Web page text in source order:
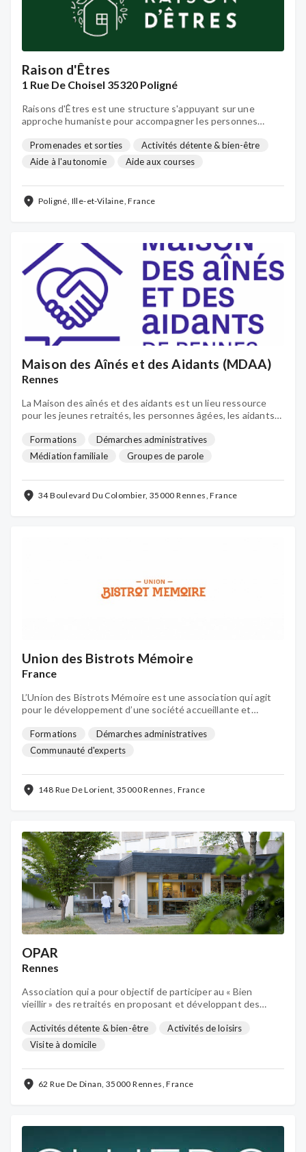
Raison d'Êtres
1 Rue De Choisel 35320 Poligné
Raisons d'Êtres est une structure s'appuyant sur une
approche humaniste pour accompagner les personnes
apparentée. Nous soutenons aussi les aidants ainsi les
personnes isolées.
Promenades et sorties
Activités détente & bien-être
Aide à l'autonomie
Aide aux courses
Activités de loisirs
Poligné, Ille-et-Vilaine, France
Maison des Aînés et des Aidants (MDAA)
Rennes
La Maison des aînés et des aidants est un lieu ressource
pour les jeunes retraités, les personnes âgées, les aidants
rennais qui s'intéressent aux questions liées à l'âge
Formations
Démarches administratives
Médiation familiale
Groupes de parole
Activités de loisirs
34 Boulevard Du Colombier, 35000 Rennes, France
Union des Bistrots Mémoire
France
L’Union des Bistrots Mémoire est une association qui agit
pour le développement d’une société accueillante et
évolutive et leurs proches aidant·e·s.
Formations
Démarches administratives
Communauté d'experts
148 Rue De Lorient, 35000 Rennes, France
OPAR
Rennes
Association qui a pour objectif de participer au « Bien
vieillir » des retraités en proposant et développant des
les initiatives, la solidarité et la citoyenneté
Activités détente & bien-être
Activités de loisirs
Visite à domicile
62 Rue De Dinan, 35000 Rennes, France